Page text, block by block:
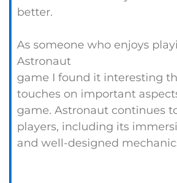
better.
As someone who enjoys
Astronaut
game I found it interesting
touches on important
game. Astronaut continues
players, including its
and well-designed